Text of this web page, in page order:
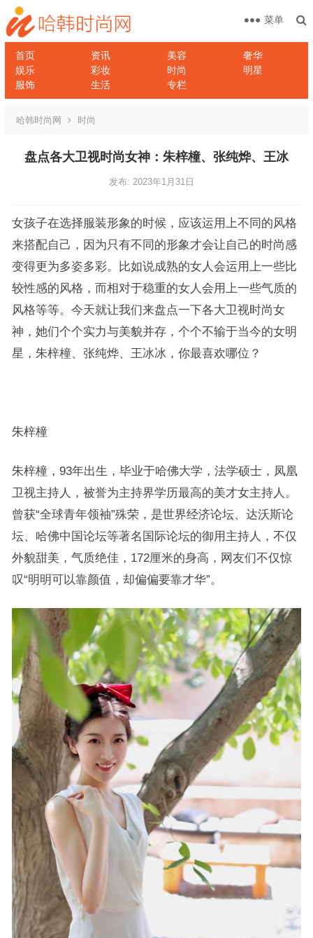
首页 资讯 美容
奢华
娱乐
彩妆 时尚
明星
服饰
生活 专栏
菜单
哈韩时尚网 时尚
盘点各大卫视时尚女神：朱梓橦、张纯烨、王冰
发布: 2023年1月31日
女孩子在选择服装形象的时候，应该运用上不同的风格
来搭配自己，因为只有不同的形象才会让自己的时尚感
变得更为多姿多彩。比如说成熟的女人会运用上一些比
较性感的风格，而相对于稳重的女人会用上一些气质的
风格等等。今天就让我们来盘点一下各大卫视时尚女
神，她们个个实力与美貌并存，个个不输于当今的女明
星，朱梓橦、张纯烨、王冰冰，你最喜欢哪位？
朱梓橦
朱梓橦，93年出生，毕业于哈佛大学，法学硕士，凤凰
卫视主持人，被誉为主持界学历最高的美才女主持人。
曾获“全球青年领袖”殊荣，是世界经济论坛、达沃斯论
坛、哈佛中国论坛等著名国际论坛的御用主持人，不仅
外貌甜美，气质绝佳，172厘米的身高，网友们不仅惊
叹“明明可以靠颜值，却偏偏要靠才华”。